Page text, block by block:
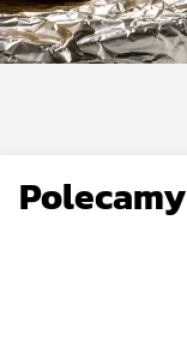
Polecamy